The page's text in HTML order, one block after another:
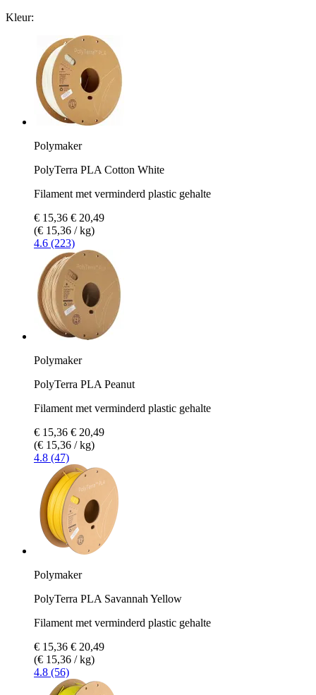
Kleur:
Polymaker
PolyTerra PLA Cotton White
Filament met verminderd plastic gehalte
€ 15,36 € 20,49
(€ 15,36 / kg)
4.6 (223)
Polymaker
PolyTerra PLA Peanut
Filament met verminderd plastic gehalte
€ 15,36 € 20,49
(€ 15,36 / kg)
4.8 (47)
Polymaker
PolyTerra PLA Savannah Yellow
Filament met verminderd plastic gehalte
€ 15,36 € 20,49
(€ 15,36 / kg)
4.8 (56)